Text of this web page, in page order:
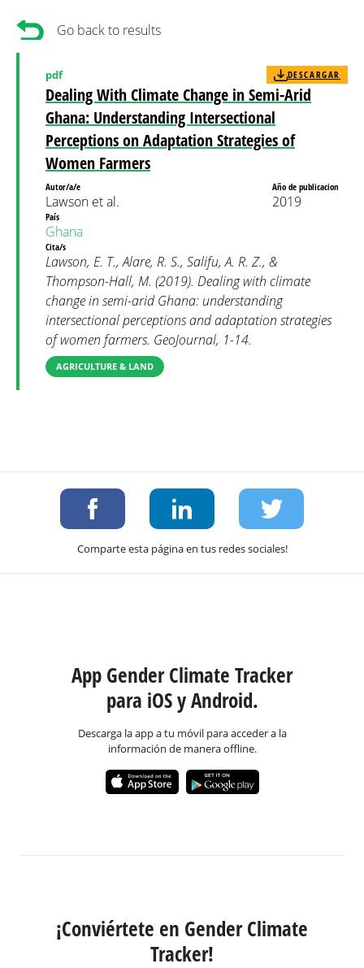
Go back to results
Dealing With Climate Change in Semi-Arid
Ghana: Understanding Intersectional
Perceptions on Adaptation Strategies of
Women Farmers
pdf DESCARGAR
Autor/a/e
Lawson et al.
Año de publicacion
2019
País
Ghana
Cita/s
Lawson, E. T., Alare, R. S., Salifu, A. R. Z., &
Thompson-Hall, M. (2019). Dealing with climate
change in semi-arid Ghana: understanding
intersectional perceptions and adaptation strategies
of women farmers. GeoJournal, 1-14.
AGRICULTURE & LAND
Comparte esta página en tus redes sociales!
App Gender Climate Tracker
para iOS y Android.
Descarga la app a tu móvil para acceder a la
información de manera offline.
¡Conviértete en Gender Climate
Tracker!